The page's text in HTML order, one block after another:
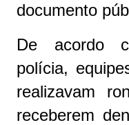
documento
De acordo
polícia,
realizavam
receberem